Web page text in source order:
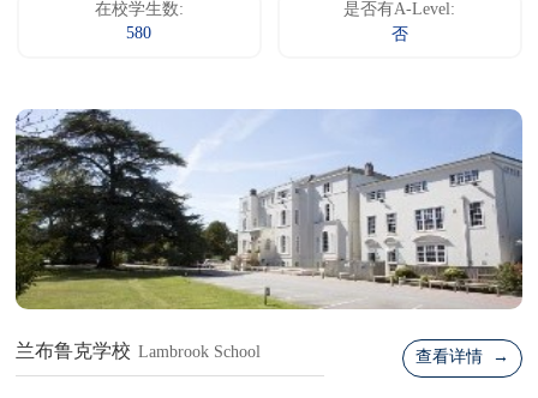
在校学生数:
580
是否有A-Level:
否
兰布鲁克学校 Lambrook School 查看详情 →